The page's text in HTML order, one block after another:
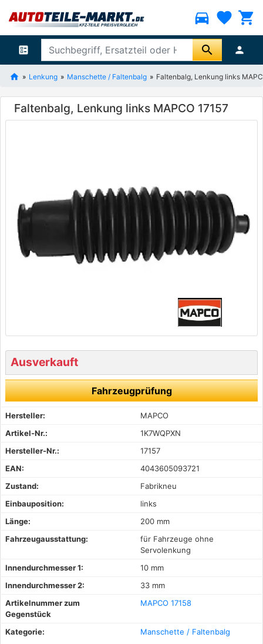
directions_car favorite shopping_cart
ballot search person
Lenkung Manschette / Faltenbalg Faltenbalg, Lenkung links
Faltenbalg, Lenkung links MAPCO 17157
Ausverkauft
Fahrzeugprüfung
Hersteller:
MAPCO
Artikel-Nr.:
1K7WQPXN
Hersteller-Nr.:
17157
EAN:
4043605093721
Zustand:
Fabrikneu
Einbauposition:
links
Länge:
200 mm
Fahrzeugausstattung:
für Fahrzeuge ohne
Servolenkung
Innendurchmesser 1:
10 mm
Innendurchmesser 2:
33 mm
Artikelnummer zum
Gegenstück
MAPCO 17158
Kategorie: Manschette / Faltenbalg